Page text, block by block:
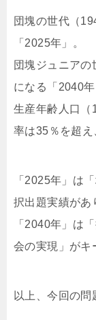
団塊の世代（
「2025年」。
団塊ジュニア
になる「2040年
生産年齢人口（
率は35％を超え
「2025年」は
択出題実績があ
「2040年」は
会の実現」がキ
以上、今回の問